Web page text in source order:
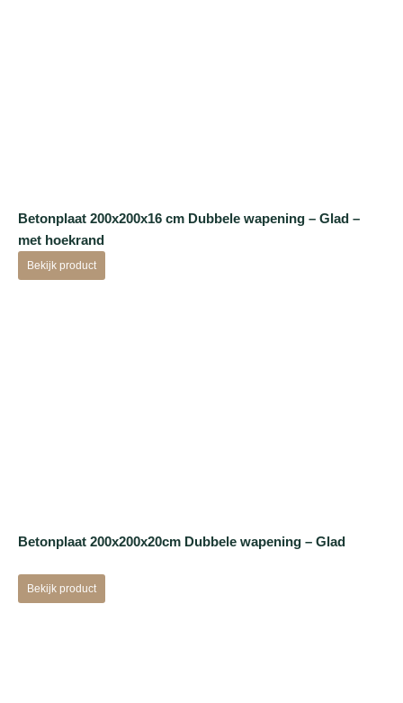
Betonplaat 200x200x16 cm Dubbele wapening – Glad –
met hoekrand
Bekijk product
Betonplaat 200x200x20cm Dubbele wapening – Glad
Bekijk product